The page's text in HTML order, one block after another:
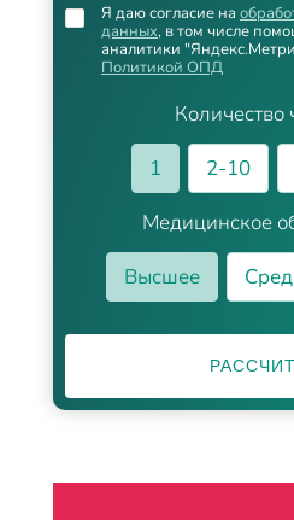
Количество
1
2-10
Медицинское
Высшее
Я даю согласие на
данных, в том числе
аналитики
Политикой ОПД